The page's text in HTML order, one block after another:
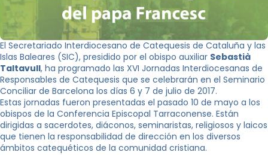
El Secretariado Interdiocesano de Catequesis de Cataluña y las
Islas Baleares (SIC), presidido por el obispo auxiliar Sebastià
Taltavull, ha programado las XVI Jornadas Interdiocesanas de
Responsables de Catequesis que se celebrarán en el Seminario
Conciliar de Barcelona los días 6 y 7 de julio de 2017.
Estas jornadas fueron presentadas el pasado 10 de mayo a los
obispos de la Conferencia Episcopal Tarraconense. Están
dirigidas a sacerdotes, diáconos, seminaristas, religiosos y laicos
que tienen la responsabilidad de dirección en los diversos
ámbitos catequéticos de la comunidad cristiana.